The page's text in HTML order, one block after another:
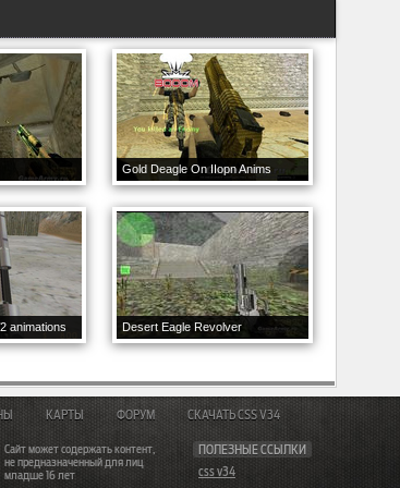
Gold Deagle On IIopn Anims
animations Desert Eagle Revolver
Сайт может содержать контент,
не предназначенный для лиц
младше 16 лет
ПОЛЕЗНЫЕ ССЫЛКИ
css v34
КАРТЫ ФОРУМ СКАЧАТЬ CSS V34